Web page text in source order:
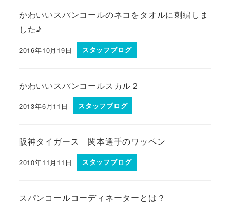
かわいいスパンコールのネコをタオルに刺繍しま
した♪
2016年10月19日 スタッフブログ
かわいいスパンコールスカル２
2013年6月11日 スタッフブログ
阪神タイガース 関本選手のワッペン
2010年11月11日 スタッフブログ
スパンコールコーディネーターとは？